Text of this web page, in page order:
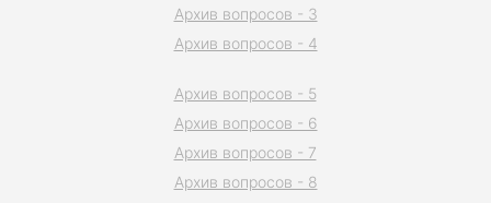
Архив вопросов - 3
Архив вопросов - 4
Архив вопросов - 5
Архив вопросов - 6
Архив вопросов - 7
Архив вопросов - 8